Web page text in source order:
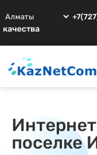
качества
поселке